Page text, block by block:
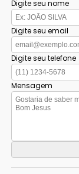
Digite seu nome
Digite seu email
Digite seu telefone
Mensagem